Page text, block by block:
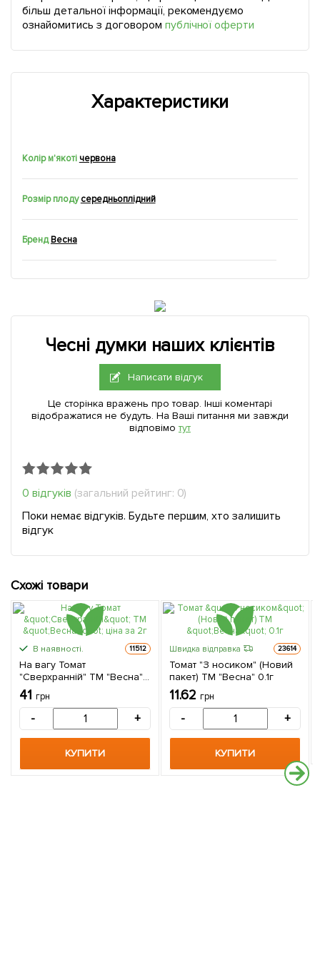
більш детальної інформації, рекомендуємо
ознайомитись з договором публічної оферти
Характеристики
Колір м'якоті червона
Розмір плоду середньоплідний
Бренд Весна
Чесні думки наших клієнтів
Написати відгук
Це сторінка вражень про товар. Інші коментарі
відображатися не будуть. На Ваші питання ми завжди
відповімо тут
0 відгуків (загальний рейтинг: 0)
Поки немає відгуків. Будьте першим, хто залишить
відгук
Схожі товари
В наявності. 11512
На вагу Томат
"Сверхранній" ТМ "Весна"
ціна за 2г
41 грн
- +
КУПИТИ
Швидка відправка 23614
Томат "З носиком" (Новий
пакет) ТМ "Весна" 0.1г
11.62 грн
- +
КУПИТИ